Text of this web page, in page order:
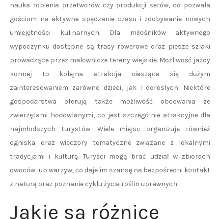
nauka robienia przetworów czy produkcji serów, co pozwala
gościom na aktywne spędzanie czasu i zdobywanie nowych
umiejętności kulinarnych. Dla miłośników aktywnego
wypoczynku dostępne są trasy rowerowe oraz piesze szlaki
prowadzące przez malownicze tereny wiejskie. Możliwość jazdy
konnej to kolejna atrakcja ciesząca się dużym
zainteresowaniem zarówno dzieci, jak i dorosłych. Niektóre
gospodarstwa oferują także możliwość obcowania ze
zwierzętami hodowlanymi, co jest szczególnie atrakcyjne dla
najmłodszych turystów. Wiele miejsc organizuje również
ogniska oraz wieczory tematyczne związane z lokalnymi
tradycjami i kulturą. Turyści mogą brać udział w zbiorach
owoców lub warzyw, co daje im szansę na bezpośredni kontakt
z naturą oraz poznanie cyklu życia roślin uprawnych.
Jakie są różnice